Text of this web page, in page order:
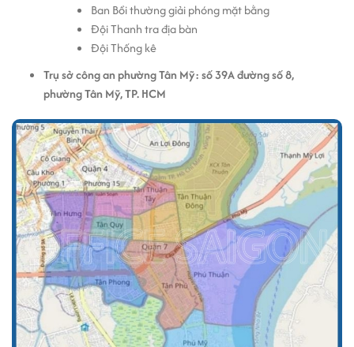
Ban Bồi thường giải phóng mặt bằng
Đội Thanh tra địa bàn
Đội Thống kê
Trụ sở công an phường Tân Mỹ: số 39A đường số 8,
phường Tân Mỹ, TP. HCM